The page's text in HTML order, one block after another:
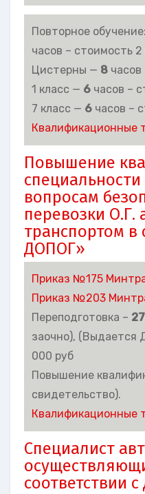
Повторное
часов – стоимость
Цистерны — 8
1 класс — 6 часов –
7 класс — 6 часов –
Квалификационные
Повышение
вопросам
перевозки
транспортом в
ДОПОГ»
Приказ №175
Приказ №203
Переподготовка –
заочно), (Выдается
000 руб
Повышение
свидетельство).
Квалификационные
Специалист
соответствии